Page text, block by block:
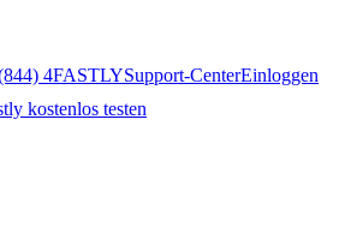
4FASTLYSupport-CenterEinloggen
kostenlos testen